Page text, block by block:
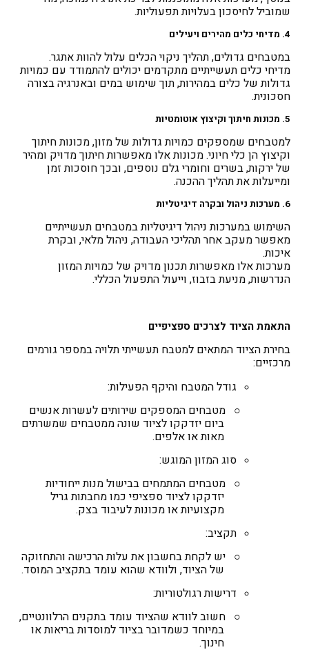
שמוביל לחיסכון בעלויות תפעוליות.
4. מדיחי כלים מהירים ויעילים
במטבחים גדולים, תהליך ניקוי הכלים עלול להוות אתגר.
מדיחי כלים תעשייתיים מתקדמים יכולים להתמודד עם כמויות
גדולות של כלים במהירות, תוך שימוש במים ובאנרגיה בצורה
חסכונית.
5. מכונות חיתוך וקיצוץ אוטומטיות
למטבחים שמספקים כמויות גדולות של מזון, מכונות חיתוך
וקיצוץ הן כלי חיוני. מכונות אלו מאפשרות חיתוך מדויק ומהיר
של ירקות, בשרים וחומרי גלם נוספים, ובכך חוסכות זמן
ומייעלות את תהליך ההכנה.
6. מערכות ניהול ובקרה דיגיטליות
השימוש במערכות ניהול דיגיטליות במטבחים תעשייתיים
מאפשר מעקב אחר תהליכי העבודה, ניהול מלאי, ובקרת
איכות.
מערכות אלו מאפשרות תכנון מדויק של כמויות המזון
הנדרשות, מניעת בזבוז, וייעול התפעול הכללי.
התאמת הציוד לצרכים ספציפיים
בחירת הציוד המתאים למטבח תעשייתי תלויה במספר גורמים
מרכזיים:
גודל המטבח והיקף הפעילות:
○ מטבחים המספקים שירותים לעשרות אנשים
ביום יזדקקו לציוד שונה ממטבחים שמשרתים
מאות או אלפים.
סוג המזון המוגש:
○ מטבחים המתמחים בבישול מנות ייחודיות
יזדקקו לציוד ספציפי כמו מחבתות גריל
מקצועיות או מכונות לעיבוד בצק.
תקציב:
○ יש לקחת בחשבון את עלות הרכישה והתחזוקה
של הציוד, ולוודא שהוא עומד בתקציב המוסד.
דרישות רגולטוריות:
○ חשוב לוודא שהציוד עומד בתקנים הרלוונטיים,
במיוחד כשמדובר בציוד למוסדות בריאות או
חינוך.